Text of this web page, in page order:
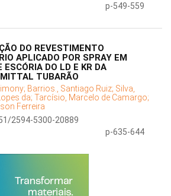
p-549-559
DO REVESTIMENTO
APLICADO POR SPRAY EM
ESCÓRIA DO LD E KR DA
TUBARÃO
Barrios., Santiago Ruiz; Silva,
da; Tarcísio, Marcelo de Camargo;
Ferreira
2594-5300-20889
p-635-644